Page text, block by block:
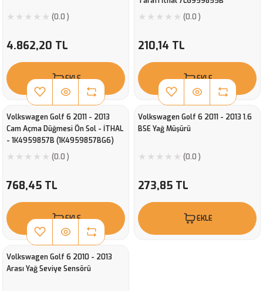
(0.0 )
4.862,20 TL
EKLE
(7L6959855BG6)
(0.0 )
210,14 TL
EKLE
Volkswagen Golf 6 2011 - 2013
Cam Açma Düğmesi Ön Sol - İTHAL
- 1K4959857B (1K4959857BG6)
(0.0 )
768,45 TL
EKLE
Volkswagen Golf 6 2011 - 2013 1.6
BSE Yağ Müşürü
(0.0 )
273,85 TL
EKLE
Volkswagen Golf 6 2010 - 2013
Arası Yağ Seviye Sensörü